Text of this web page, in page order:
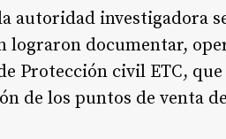
autoridad investigadora
lograron documentar,
Protección civil ETC,
de los puntos de venta de